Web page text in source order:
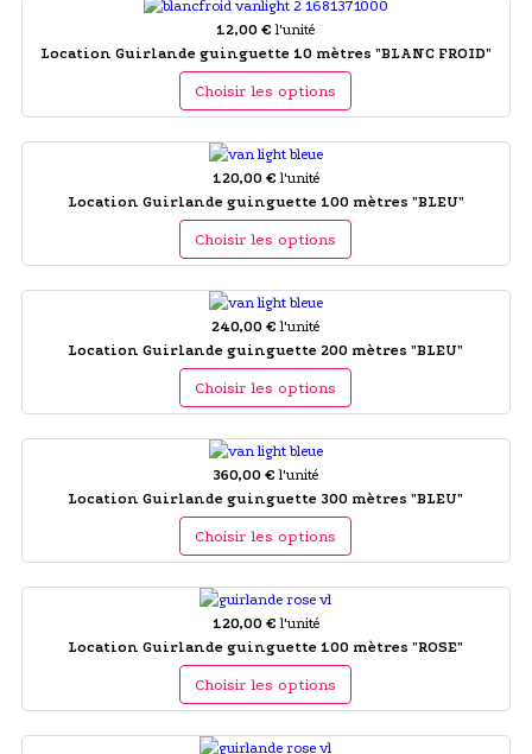
12,00 € l'unité
Location Guirlande guinguette 10 mètres "BLANC FROID"
Choisir les options
120,00 € l'unité
Location Guirlande guinguette 100 mètres "BLEU"
Choisir les options
240,00 € l'unité
Location Guirlande guinguette 200 mètres "BLEU"
Choisir les options
360,00 € l'unité
Location Guirlande guinguette 300 mètres "BLEU"
Choisir les options
120,00 € l'unité
Location Guirlande guinguette 100 mètres "ROSE"
Choisir les options